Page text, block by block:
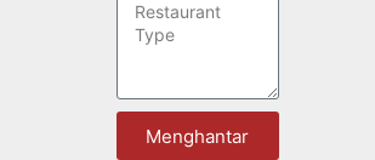
Menghantar